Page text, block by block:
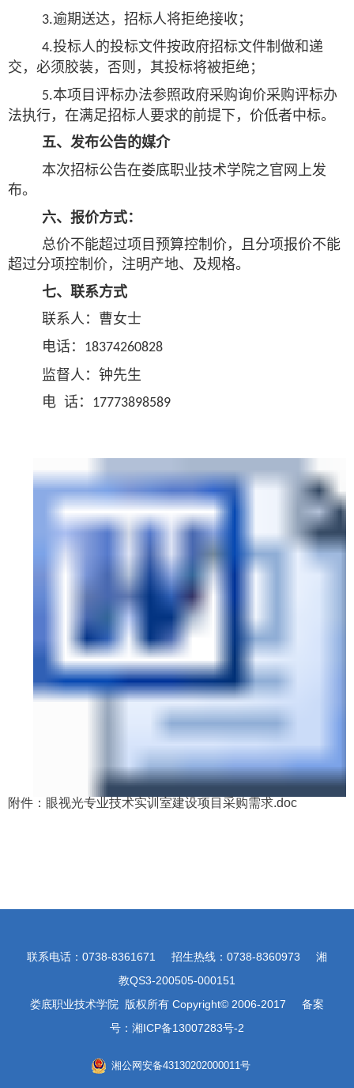
3.逾期送达，招标人将拒绝接收；
4.投标人的投标文件按政府招标文件制做和递
交，必须胶装，否则，其投标将被拒绝；
5.本项目评标办法参照政府采购询价采购评标办
法执行，在满足招标人要求的前提下，价低者中标。
五、发布公告的媒介
本次招标公告在娄底职业技术学院之官网上发
布。
六、报价方式：
总价不能超过项目预算控制价，且分项报价不能
超过分项控制价，注明产地、及规格。
七、联系方式
联系人： 曹女士
电话： 18374260828
监督人：钟先生
电 话： 17773898589
附件：眼视光专业技术实训室建设项目采购需求.doc
联系电话：0738-8361671 招生热线：0738-8360973 湘
教QS3-200505-000151
娄底职业技术学院 版权所有 Copyright© 2006-2017 备案
号：湘ICP备13007283号-2
湘公网安备43130202000011号